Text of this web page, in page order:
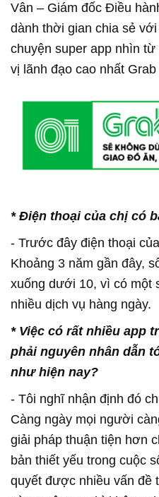
Vân – Giám đốc Điều
dành thời gian chia sẻ
chuyện super app nhìn
vị lãnh đạo cao nhất
* Điện thoại của chị có
- Trước đây điện thoại
Khoảng 3 năm gần đây,
xuống dưới 10, vì có một
nhiều dịch vụ hàng ngày.
* Việc có rất nhiều app
phải nguyên nhân dẫn
như hiện nay?
- Tôi nghĩ nhận định đó
Càng ngày mọi người
giải pháp thuận tiện hơn
bản thiết yếu trong cuộc
quyết được nhiều vấn đề